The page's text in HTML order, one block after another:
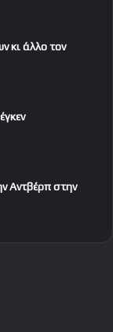
κι άλλο τον
Αντβέρπ στην